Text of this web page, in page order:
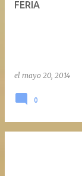
FERIA
el mayo 20, 2014
0